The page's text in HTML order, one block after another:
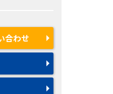
合わせ